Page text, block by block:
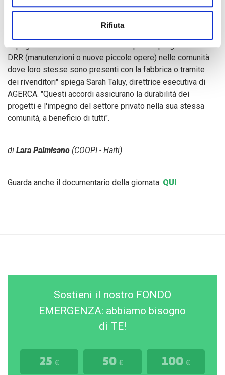
Rifiuta
"AGERCA e COOPI preparano piani di evacuazione e
d'urgenza accompagnati da regolari esercizi di simulazione,
impegnano a loro volta a sostenere piccoli progetti sulla
DRR (manutenzioni o nuove piccole opere) nelle comunità
dove loro stesse sono presenti con la fabbrica o tramite
dei rivenditori" spiega Sarah Taluy, direttrice esecutiva di
AGERCA. "Questi accordi assicurano la durabilità dei
progetti e l'impegno del settore privato nella sua stessa
comunità, a beneficio di tutti".
di Lara Palmisano (COOPI - Haiti)
Guarda anche il documentario della giornata: QUI
Sostieni il nostro FONDO
EMERGENZA: abbiamo bisogno
di TE!
25 € 50 € 100 €